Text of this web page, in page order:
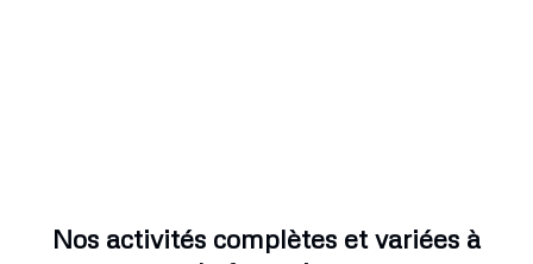
Nos activités complètes et variées à